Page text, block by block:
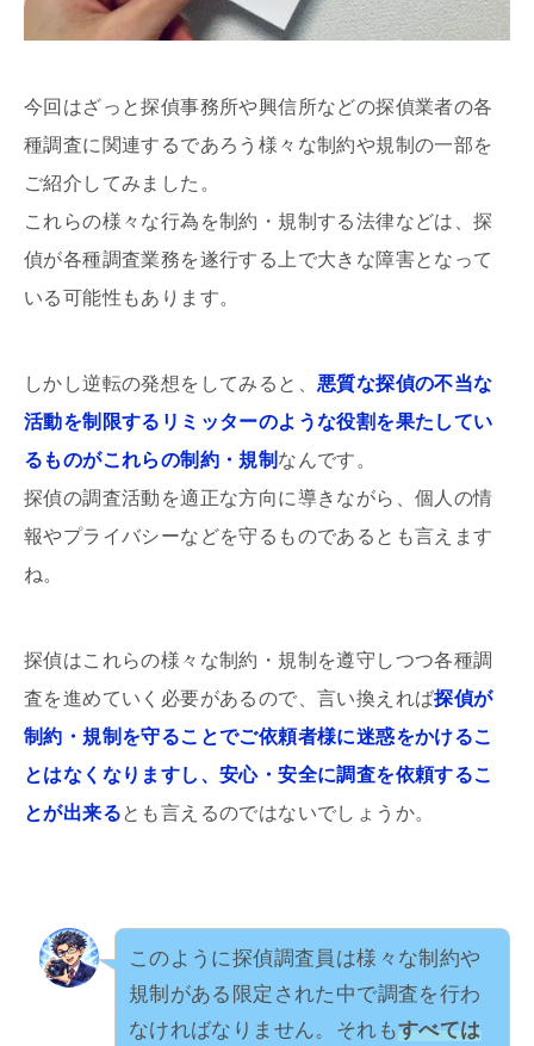
今回はざっと探偵事務所や興信所などの探偵業者の各
種調査に関連するであろう様々な制約や規制の一部を
ご紹介してみました。
これらの様々な行為を制約・規制する法律などは、探
偵が各種調査業務を遂行する上で大きな障害となって
いる可能性もあります。
しかし逆転の発想をしてみると、 悪質な探偵の不当な
活動を制限するリミッターのような役割を果たしてい
るものがこれらの制約・規制 なんです。
探偵の調査活動を適正な方向に導きながら、個人の情
報やプライバシーなどを守るものであるとも言えます
ね。
探偵はこれらの様々な制約・規制を遵守しつつ各種調
査を進めていく必要があるので、言い換えれば探偵が
制約・規制を守ることでご依頼者様に迷惑をかけるこ
とはなくなりますし、安心・安全に調査を依頼するこ
とが出来るとも言えるのではないでしょうか。
このように探偵調査員は様々な制約や
規制がある限定された中で調査を行わ
なければなりません。それもすべては